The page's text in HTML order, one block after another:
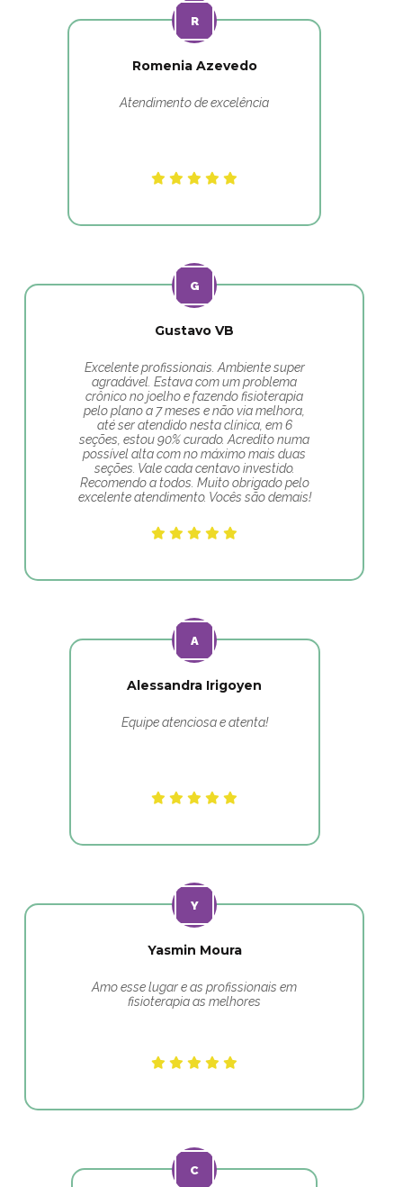
Romenia Azevedo
Atendimento de excelência
Gustavo VB
Excelente profissionais. Ambiente super
agradável. Estava com um problema
crônico no joelho e fazendo fisioterapia
pelo plano a 7 meses e não via melhora,
até ser atendido nesta clínica, em 6
seções, estou 90% curado. Acredito numa
possível alta com no máximo mais duas
seções. Vale cada centavo investido.
Recomendo a todos. Muito obrigado pelo
excelente atendimento. Vocês são demais!
Alessandra Irigoyen
Equipe atenciosa e atenta!
Yasmin Moura
Amo esse lugar e as profissionais em
fisioterapia as melhores